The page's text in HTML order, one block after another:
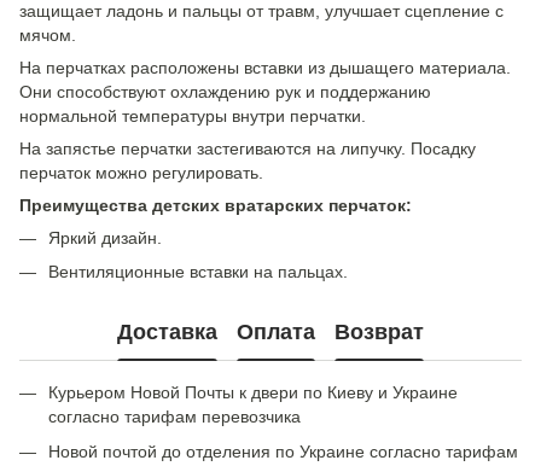
защищает ладонь и пальцы от травм, улучшает сцепление с
мячом.
На перчатках расположены вставки из дышащего материала.
Они способствуют охлаждению рук и поддержанию
нормальной температуры внутри перчатки.
На запястье перчатки застегиваются на липучку. Посадку
перчаток можно регулировать.
Преимущества детских вратарских перчаток:
Яркий дизайн.
Вентиляционные вставки на пальцах.
Доставка Оплата Возврат
Курьером Новой Почты к двери по Киеву и Украине
согласно тарифам перевозчика
Новой почтой до отделения по Украине согласно тарифам